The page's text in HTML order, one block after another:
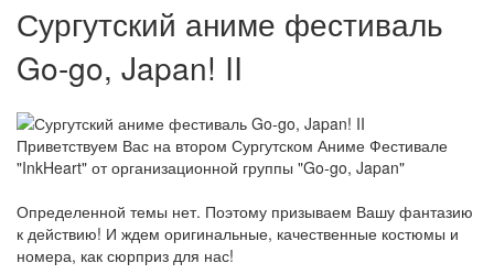
Сургутский аниме фестиваль
Go-go, Japan! II
Приветствуем Вас на втором Сургутском Аниме Фестивале
"InkHeart" от организационной группы "Go-go, Japan"
Определенной темы нет. Поэтому призываем Вашу фантазию
к действию! И ждем оригинальные, качественные костюмы и
номера, как сюрприз для нас!